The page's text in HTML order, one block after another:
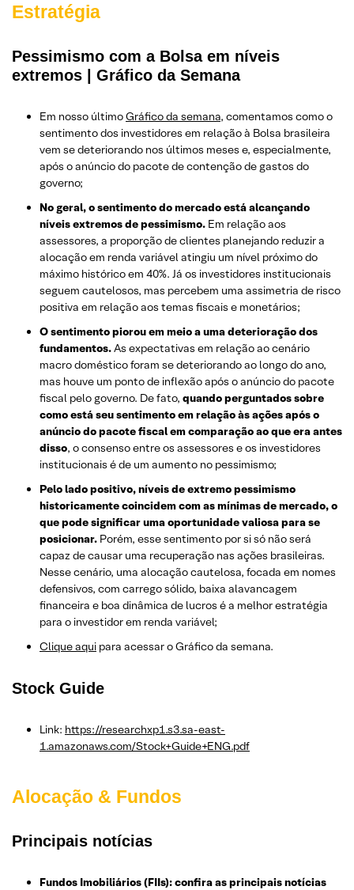
Estratégia
Pessimismo com a Bolsa em níveis
extremos | Gráfico da Semana
Em nosso últimoGráfico da semana, comentamos como o
sentimento dos investidores em relação à Bolsa brasileira
vem se deteriorando nos últimos meses e, especialmente,
após o anúncio do pacote de contenção de gastos do
governo;
No geral, o sentimento do mercado está alcançando
níveis extremos de pessimismo. Em relação aos
assessores, a proporção de clientes planejando reduzir a
alocação em renda variável atingiu um nível próximo do
máximo histórico em 40%. Já os investidores institucionais
seguem cautelosos, mas percebem uma assimetria de risco
positiva em relação aos temas fiscais e monetários;
O sentimento piorou em meio a uma deterioração dos
fundamentos.As expectativas em relação ao cenário
macro doméstico foram se deteriorando ao longo do ano,
mas houve um ponto de inflexão após o anúncio do pacote
fiscal pelo governo. De fato, quando perguntados sobre
como está seu sentimento em relação às ações após o
anúncio do pacote fiscal em comparação ao que era antes
disso, o consenso entre os assessores e os investidores
institucionais é de um aumento no pessimismo;
Pelo lado positivo, níveis de extremo pessimismo
historicamente coincidem com as mínimas de mercado, o
que pode significar uma oportunidade valiosa para se
posicionar. Porém, esse sentimento por si só não será
capaz de causar uma recuperação nas ações brasileiras.
Nesse cenário, uma alocação cautelosa, focada em nomes
defensivos, com carrego sólido, baixa alavancagem
financeira e boa dinâmica de lucros é a melhor estratégia
para o investidor em renda variável;
Clique aqui para acessar o Gráfico da semana.
Stock Guide
Link: https://researchxp1.s3.sa-east-
1.amazonaws.com/Stock+Guide+ENG.pdf
Alocação & Fundos
Principais notícias
Fundos Imobiliários (FIIs): confira as principais notícias